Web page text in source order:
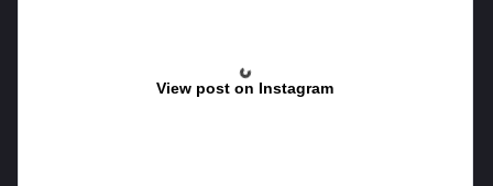
View post on Instagram